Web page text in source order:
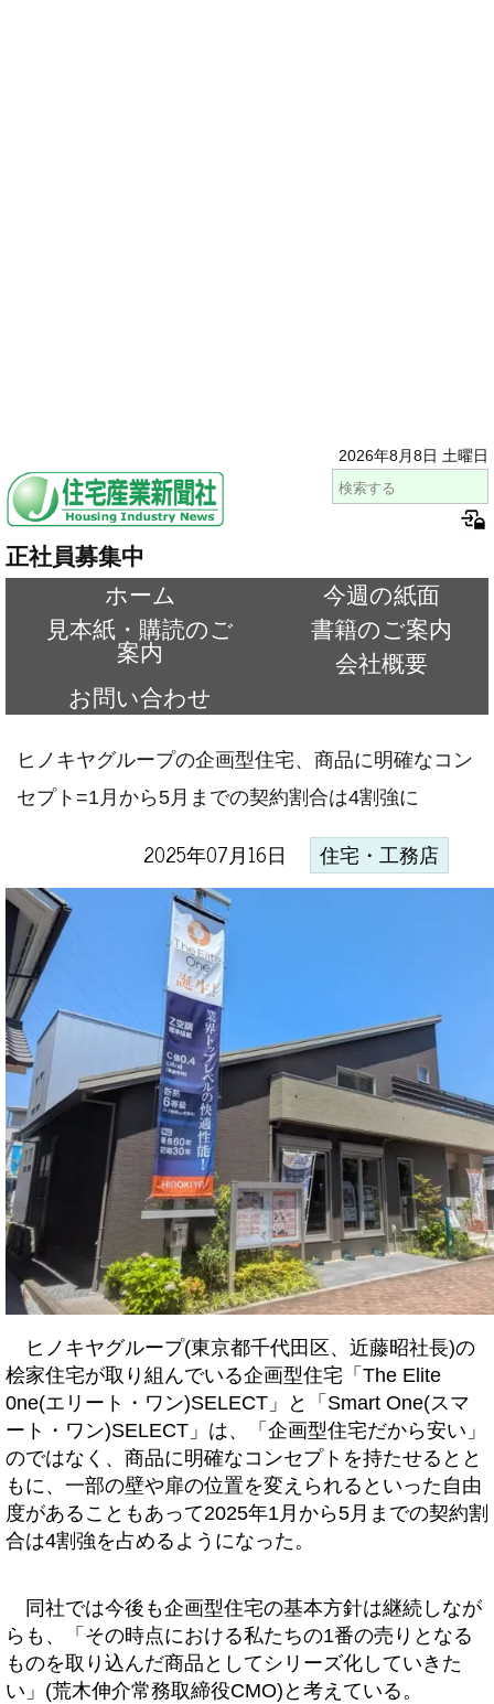
2026年8月8日 土曜日
正社員募集中
ホーム
今週の紙面
見本紙・購読のご
案内
書籍のご案内
会社概要
お問い合わせ
ヒノキヤグループの企画型住宅、商品に明確なコン
セプト=1月から5月までの契約割合は4割強に
2025年07月16日 住宅・工務店
ヒノキヤグループ(東京都千代田区、近藤昭社長)の
桧家住宅が取り組んでいる企画型住宅「The Elite
0ne(エリート・ワン)SELECT」と「Smart One(スマ
ート・ワン)SELECT」は、「企画型住宅だから安い」
のではなく、商品に明確なコンセプトを持たせるとと
もに、一部の壁や扉の位置を変えられるといった自由
度があることもあって2025年1月から5月までの契約割
合は4割強を占めるようになった。
同社では今後も企画型住宅の基本方針は継続しなが
らも、「その時点における私たちの1番の売りとなる
ものを取り込んだ商品としてシリーズ化していきた
い」(荒木伸介常務取締役CMO)と考えている。